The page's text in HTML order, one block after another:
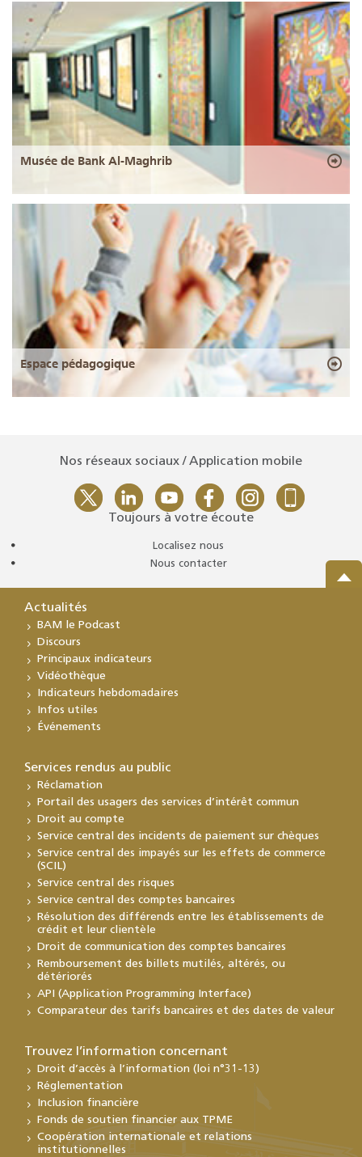
Musée de Bank Al-Maghrib
Espace pédagogique
Nos réseaux sociaux / Application mobile
Toujours à votre écoute
Localisez nous
Nous contacter
Actualités
BAM le Podcast
Discours
Principaux indicateurs
Vidéothèque
Indicateurs hebdomadaires
Infos utiles
Événements
Services rendus au public
Réclamation
Portail des usagers des services d’intérêt commun
Droit au compte
Service central des incidents de paiement sur chèques
Service central des impayés sur les effets de commerce
(SCIL)
Service central des risques
Service central des comptes bancaires
Résolution des différends entre les établissements de
crédit et leur clientèle
Droit de communication des comptes bancaires
Remboursement des billets mutilés, altérés, ou
détériorés
API (Application Programming Interface)
Comparateur des tarifs bancaires et des dates de valeur
Trouvez l’information concernant
Droit d’accès à l’information (loi n°31-13)
Réglementation
Inclusion financière
Fonds de soutien financier aux TPME
Coopération internationale et relations
institutionnelles